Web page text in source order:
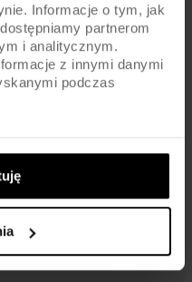
Informacje o tym, jak
partnerom
i analitycznym.
z innymi danymi
podczas
ALU / JUNIOR TYPE
STANDARD
MTB
ALU / AHEAD / 40MM